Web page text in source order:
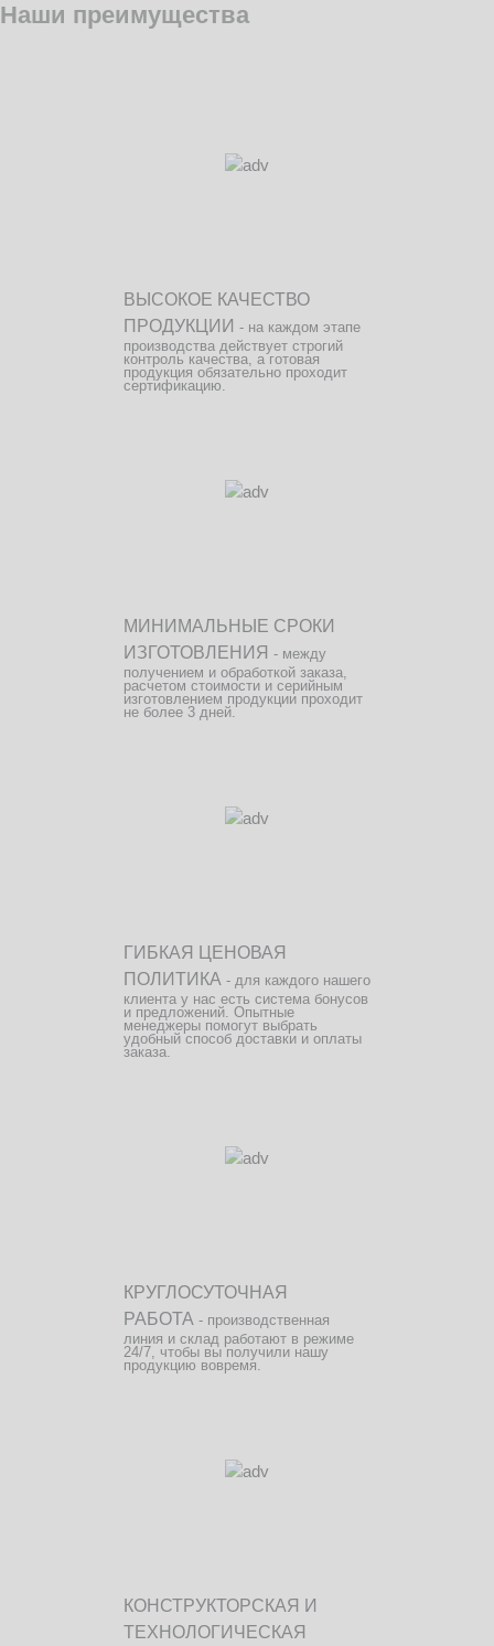
Наши преимущества
ВЫСОКОЕ КАЧЕСТВО
ПРОДУКЦИИ - на каждом этапе
производства действует строгий
контроль качества, а готовая
продукция обязательно проходит
сертификацию.
МИНИМАЛЬНЫЕ СРОКИ
ИЗГОТОВЛЕНИЯ - между
получением и обработкой заказа,
расчетом стоимости и серийным
изготовлением продукции проходит
не более 3 дней.
ГИБКАЯ ЦЕНОВАЯ
ПОЛИТИКА - для каждого нашего
клиента у нас есть система бонусов
и предложений. Опытные
менеджеры помогут выбрать
удобный способ доставки и оплаты
заказа.
КРУГЛОСУТОЧНАЯ
РАБОТА - производственная
линия и склад работают в режиме
24/7, чтобы вы получили нашу
продукцию вовремя.
КОНСТРУКТОРСКАЯ И
ТЕХНОЛОГИЧЕСКАЯ